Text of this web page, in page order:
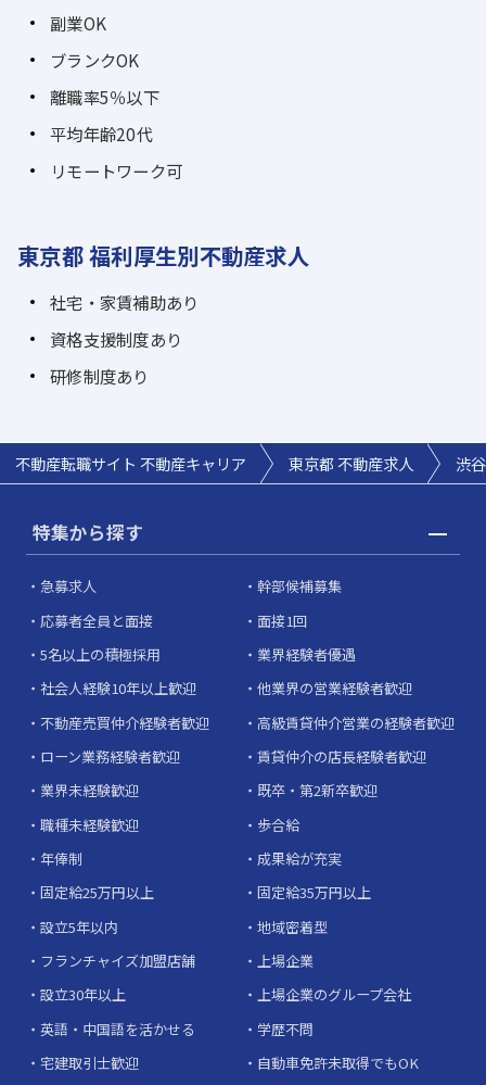
副業OK
ブランクOK
離職率5％以下
平均年齢20代
リモートワーク可
東京都 福利厚生別不動産求人
社宅・家賃補助あり
資格支援制度あり
研修制度あり
不動産転職サイト 不動産キャリア 東京都 不動産求人 渋
特集から探す
急募求人
幹部候補募集
応募者全員と面接
面接1回
5名以上の積極採用
業界経験者優遇
社会人経験10年以上歓迎
他業界の営業経験者歓迎
不動産売買仲介経験者歓迎
高級賃貸仲介営業の経験者歓迎
ローン業務経験者歓迎
賃貸仲介の店長経験者歓迎
業界未経験歓迎
既卒・第2新卒歓迎
職種未経験歓迎
歩合給
年俸制
成果給が充実
固定給25万円以上
固定給35万円以上
設立5年以内
地域密着型
フランチャイズ加盟店舗
上場企業
設立30年以上
上場企業のグループ会社
英語・中国語を活かせる
学歴不問
宅建取引士歓迎
自動車免許未取得でもOK